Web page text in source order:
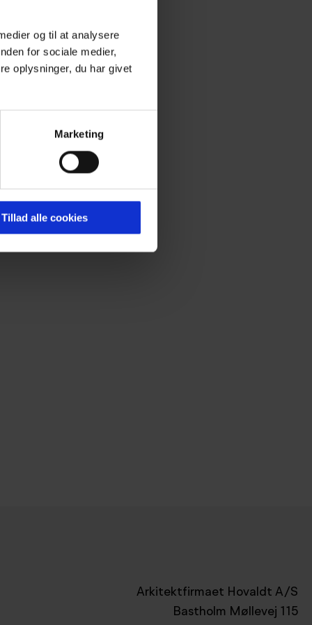
og til at analysere
for sociale medier,
oplysninger, du har givet
Marketing
Tillad alle cookies
vi været på rundvisning i
til sin oprindelige form, og
Arkitektfirmaet Hovaldt A/S
Bastholm Møllevej 115